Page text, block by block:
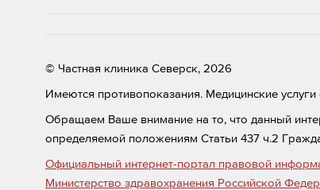
© Частная клиника Северск, 2026
Имеются противопоказания. Медицинские
Обращаем Ваше внимание на то, что данный
определяемой положениям Статьи 437 ч.2
Официальный интернет-портал правовой
Министерство здравохранения Российской